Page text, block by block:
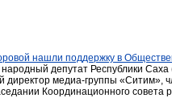
нашли поддержку в
депутат Республики
директор медиа-группы
Координационного